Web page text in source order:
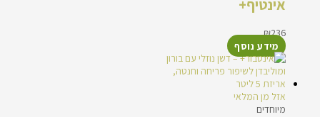
אינטיף+
₪236
מידע נוסף
אזל מן המלאי
מיוחדים